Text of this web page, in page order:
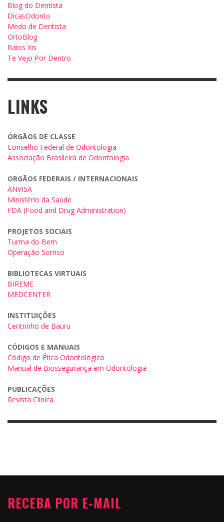
Blog do Dentista
DicasOdonto
Medo de Dentista
OrtoBlog
Raios Xis
Te Vejo Por Dentro
LINKS
ÓRGÃOS DE CLASSE
Conselho Federal de Odontologia
Associação Brasileira de Odontologia
ORGÃOS FEDERAIS / INTERNACIONAIS
ANVISA
Ministério da Saúde
FDA (Food and Drug Administration)
PROJETOS SOCIAIS
Turma do Bem
Operação Sorriso
BIBLIOTECAS VIRTUAIS
BIREME
MEDCENTER
INSTITUIÇÕES
Centrinho de Bauru
CÓDIGOS E MANUAIS
Código de Ética Odontológica
Manual de Biossegurança em Odontologia
PUBLICAÇÕES
Revista Clínica
RECEBA POR E-MAIL